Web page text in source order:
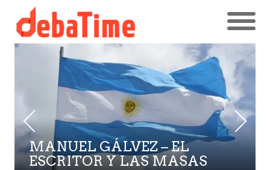
MANUEL GÁLVEZ – EL
ESCRITOR Y LAS MASAS